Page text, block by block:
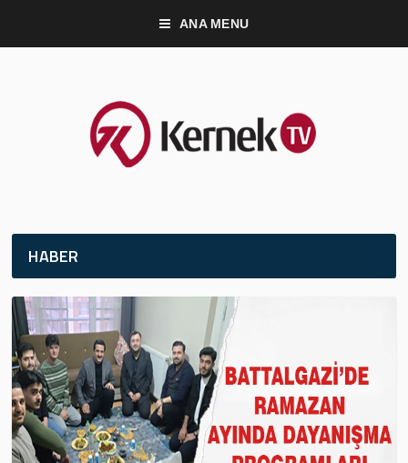
ANA MENU
HABER